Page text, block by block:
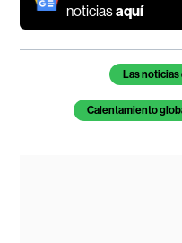
noticiasaquí
Temas de este artículo
Las noticias
Calentamiento